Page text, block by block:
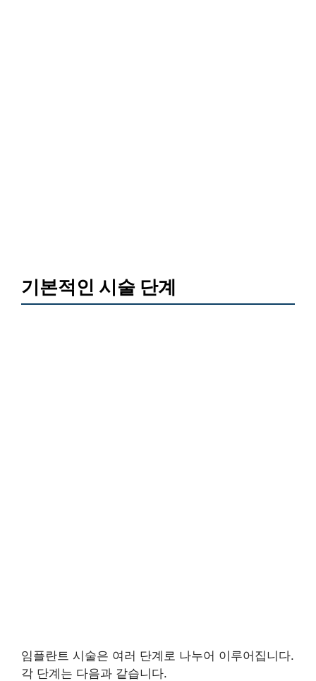
기본적인 시술 단계
임플란트 시술은 여러 단계로 나누어 이루어집니다.
각 단계는 다음과 같습니다.